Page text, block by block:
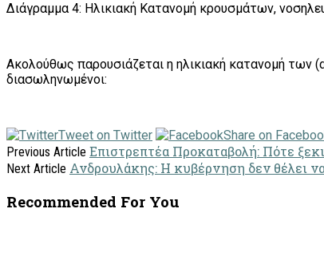
Διάγραμμα 4: Ηλικιακή Κατανομή κρουσμάτων,
Ακολούθως παρουσιάζεται η ηλικιακή κατανομή
διασωληνωμένοι:
Tweet on Twitter Share on
Previous Article Επιστρεπτέα Προκαταβολή: Πότε
Next Article Ανδρουλάκης: Η κυβέρνηση δεν θέλει
Recommended For You